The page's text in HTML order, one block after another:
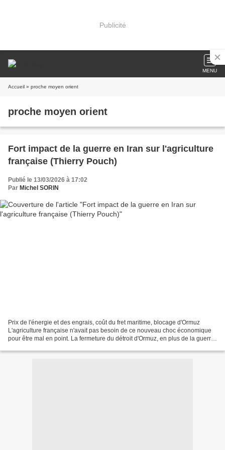
Publicité
MENU
Accueil » proche moyen orient
proche moyen orient
Fort impact de la guerre en Iran sur l'agriculture
française (Thierry Pouch)
Publié le 13/03/2026 à 17:02
Par Michel SORIN
Prix de l'énergie et des engrais, coût du fret maritime, blocage d'Ormuz
L'agriculture française n'avait pas besoin de ce nouveau choc économique
pour être mal en point. La fermeture du détroit d'Ormuz, en plus de la guerre